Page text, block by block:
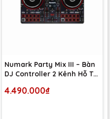
Numark Party Mix III – Bàn
DJ Controller 2 Kênh Hỗ Trợ
& Androi)
4.490.000₫